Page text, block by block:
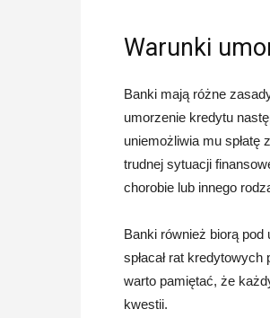
Warunki
Banki mają różne
umorzenie kredytu
uniemożliwia mu spłatę
trudnej sytuacji
chorobie lub innego
Banki również biorą pod
spłacał rat
warto pamiętać, że
kwestii.